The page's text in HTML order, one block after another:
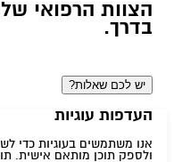
הצוות הרפואי
בדרך.
יש לכם שאלות?
העדפות עוגיות
אנו משתמשים בעוגיות כדי
ולספק תוכן מותאם אישית.